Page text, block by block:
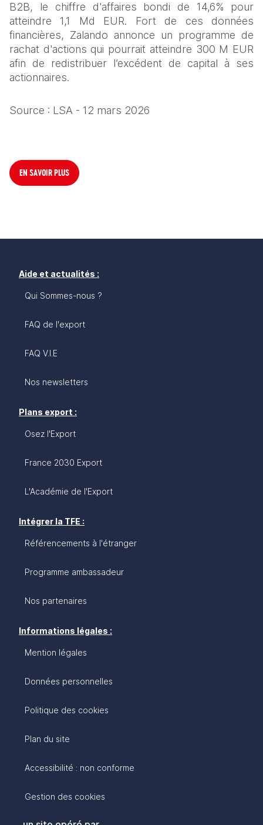
B2B, le chiffre d'affaires bondi de 14,6% pour
atteindre 1,1 Md EUR. Fort de ces données
financières, Zalando annonce un programme de
rachat d'actions qui pourrait atteindre 300 M EUR
afin de redistribuer l’excédent de capital à ses
actionnaires.
Source : LSA - 12 mars 2026
EN SAVOIR PLUS
Aide et actualités :
Qui Sommes-nous ?
FAQ de l'export
FAQ V.I.E
Nos newsletters
Plans export :
Osez l'Export
France 2030 Export
L'Académie de l'Export
Intégrer la TFE :
Référencements à l'étranger
Programme ambassadeur
Nos partenaires
Informations légales :
Mention légales
Données personnelles
Politique des cookies
Plan du site
Accessibilité : non conforme
Gestion des cookies